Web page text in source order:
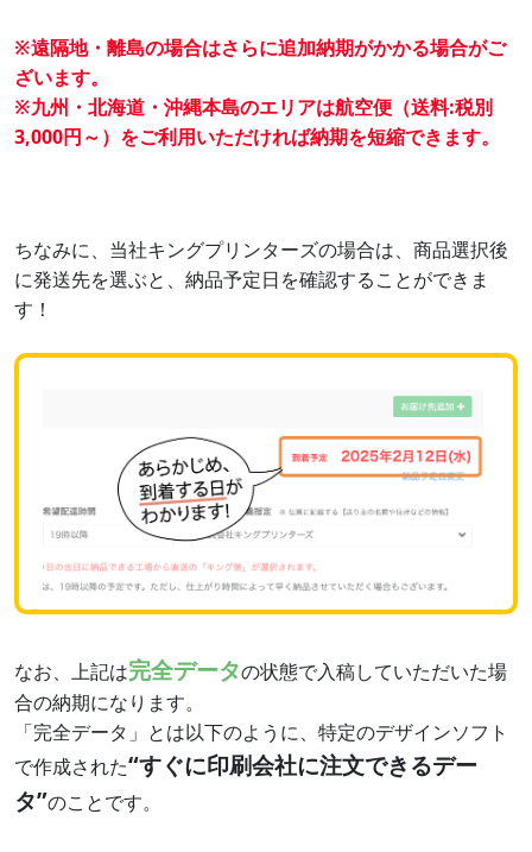
※遠隔地・離島の場合はさらに追加納期がかかる場合がご
ざいます。
※九州・北海道・沖縄本島のエリアは航空便（送料:税別
3,000円～） をご利用いただければ納期を短縮できます。
ちなみに、当社キングプリンターズの場合は、商品選択後
に発送先を選ぶと、納品予定日を確認することができま
す！
なお、上記は完全データの状態で入稿していただいた場
合の納期になります。
「完全データ」とは以下のように、特定のデザインソフト
で作成された“すぐに印刷会社に注文できるデー
タ”のことです。